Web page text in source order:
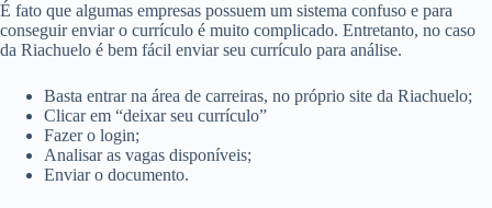
É fato que algumas empresas possuem um sistema confuso e para
conseguir enviar o currículo é muito complicado. Entretanto, no caso
da Riachuelo é bem fácil enviar seu currículo para análise.
Basta entrar na área de carreiras, no próprio site da Riachuelo;
Clicar em “deixar seu currículo”
Fazer o login;
Analisar as vagas disponíveis;
Enviar o documento.